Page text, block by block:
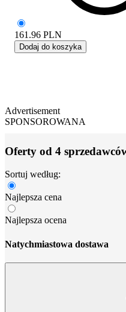
161.96 PLN
Dodaj do koszyka
Advertisement
SPONSOROWANA
Oferty od 4
Sortuj według:
Najlepsza cena
Najlepsza ocena
Natychmiastowa dostawa